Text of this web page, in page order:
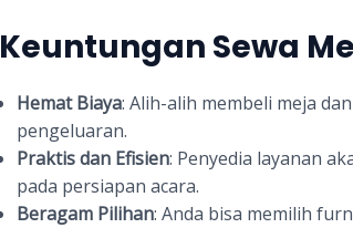
Keuntungan Sewa
Hemat Biaya: Alih-alih membeli meja
pengeluaran.
Praktis dan Efisien: Penyedia layanan
pada persiapan acara.
Beragam Pilihan: Anda bisa memilih